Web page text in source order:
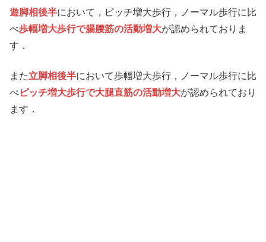
遊脚相後半において，ピッチ増大歩行，ノーマル歩行に比
べ歩幅増大歩行で腸腰筋の活動増大が認められておりま
す．
また立脚相後半において歩幅増大歩行，ノーマル歩行に比
べピッチ増大歩行で大腿直筋の活動増大が認められており
ます．